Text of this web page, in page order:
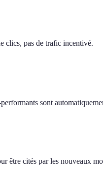
clics, pas de trafic incentivé.
sont
être cités par les nouveaux